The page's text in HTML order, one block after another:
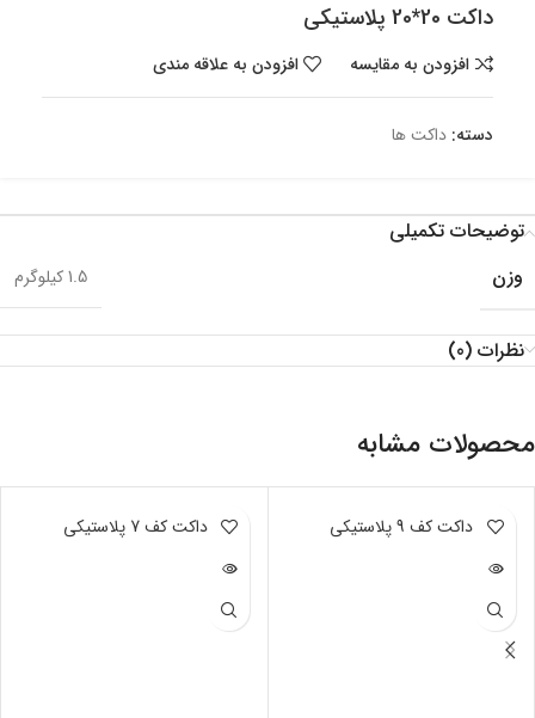
داکت 20*20 پلاستیکی
افزودن به مقایسه افزودن به علاقه مندی
دسته: داکت ها
توضیحات تکمیلی
وزن
1.5 کیلوگرم
نظرات (0)
محصولات مشابه
ناموجودداکت کف 9 پلاستیکی ناموجودداکت کف 7 پلاستیکی